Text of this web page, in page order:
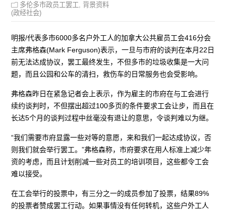
多伦多市政员工罢工
背景资料
(政经社会)
明报/代表多市6000多名户外工人的加拿大公共雇员工会416分会
主席弗格森(Mark Ferguson)表示，一旦与市府的谈判在本月22日
前无法达成协议，罢工最终发生，不但多市的垃圾收集是一大问
题，而且公园和公车的清扫，救伤车的日常服务也会受影响。
弗格森昨日在紧急记者会上表示，作为雇主的市府在与工会进行
续约谈判时，不但摆出超过100多页的条件要求工会让步，而且在
长达5个月的谈判过程中丝毫没有退让的意思，令谈判难以为继。
“我们需要市府显露一些对等的意愿，来和我们一起达成协议，否
则我们就会举行罢工。”弗格森称，市府要求在用人标准上减少年
资的考虑，而且计划削减一些对员工的培训项目，这些都令工会
难以接受。
在工会举行的投票中，有三分之一的成员参加了投票，结果89%
的投票者赞成罢工行动。如果事情没有任何转机，这些户外工人